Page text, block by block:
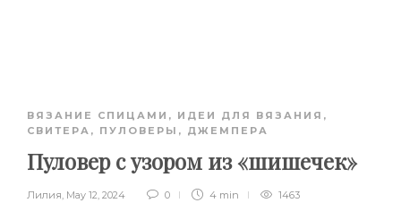
ВЯЗАНИЕ СПИЦАМИ , ИДЕИ ДЛЯ ВЯЗАНИЯ ,
СВИТЕРА, ПУЛОВЕРЫ, ДЖЕМПЕРА
Пуловер с узором из «шишечек»
Лилия, May 12, 2024 0 4 min 1463